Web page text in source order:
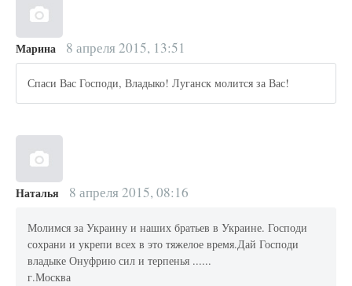
Марина 8 апреля 2015, 13:51
Спаси Вас Господи, Владыко! Луганск молится за Вас!
Наталья 8 апреля 2015, 08:16
Молимся за Украину и наших братьев в Украине. Господи
сохрани и укрепи всех в это тяжелое время.Дай Господи
владыке Онуфрию сил и терпенья ......
г.Москва